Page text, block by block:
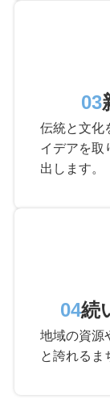
03
伝統と文化
イデアを取
出します。
04続
地域の資源
と誇れるま